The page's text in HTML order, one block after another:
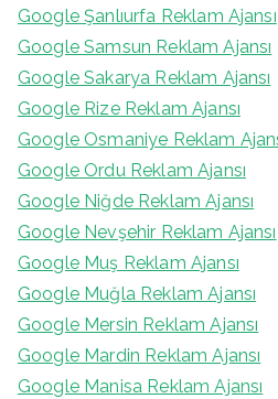
Google Şanlıurfa Reklam Ajansı
Google Samsun Reklam Ajansı
Google Sakarya Reklam Ajansı
Google Rize Reklam Ajansı
Google Osmaniye Reklam
Google Ordu Reklam Ajansı
Google Niğde Reklam Ajansı
Google Nevşehir Reklam Ajansı
Google Muş Reklam Ajansı
Google Muğla Reklam Ajansı
Google Mersin Reklam Ajansı
Google Mardin Reklam Ajansı
Google Manisa Reklam Ajansı